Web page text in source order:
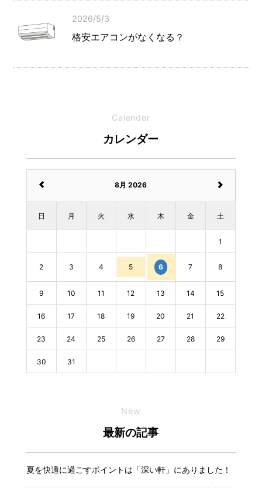
2026/5/3
格安エアコンがなくなる？
Calender
カレンダー
8月 2026
日 月 火 水 木 金 土
1
2 3 4 5 6 7 8
9 10 11 12 13 14 15
16 17 18 19 20 21 22
23 24 25 26 27 28 29
30 31
New
最新の記事
夏を快適に過ごすポイントは「深い軒」にありました！